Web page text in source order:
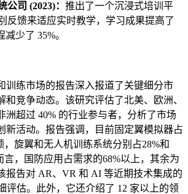
公司 (2023)： 推出了一个沉浸式培训平
反馈来适应实时教学，学习成果提高了
少了 35%。
训练市场的报告深入报道了关键细分市
和竞争动态。该研究评估了北美、欧洲、
洲超过 40% 的行业参与者，分析了市场
新活动。报告强调，目前固定翼模拟器占
，旋翼和无人机训练系统分别占28%和
言，国防应用占需求的68%以上，其余为
报告对 AR、VR 和 AI 等近期技术集成的
评估。此外，它还介绍了 12 家以上的领